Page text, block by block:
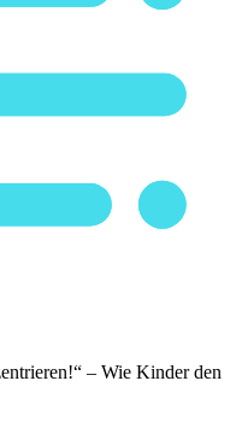
– Wie Kinder den